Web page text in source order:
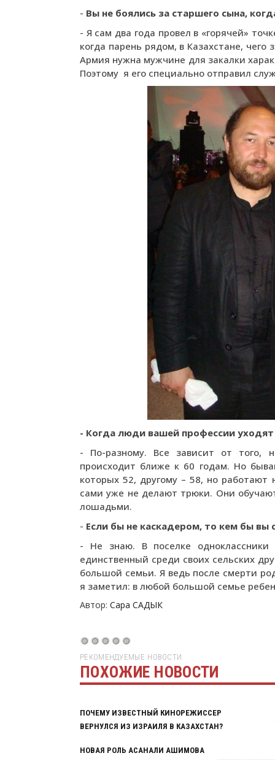
- Вы не боялись за старшего сына,
- Я сам два года провел в «горячей»
когда парень рядом, в Казахстане, чего
Армия нужна мужчине для закалки
Поэтому я его специально отправил
- Когда люди вашей профессии
- По-разному. Все зависит от того,
происходит ближе к 60 годам. Но
которых 52, другому – 58, но работают
сами уже не делают трюки. Они
лошадьми.
- Если бы не каскадером, то кем бы вы
- Не знаю. В поселке
единственный среди своих сельских
большой семьи. Я ведь после смерти
я заметил: в любой большой семье
Автор: Сара САДЫК
РЕКОМЕНДУЕМЫЕ НОВОСТИ
ПОХОЖИЕ НОВОСТИ
ПОЧЕМУ ИЗВЕСТНЫЙ КИНОРЕЖИССЕР
ВЕРНУЛСЯ ИЗ ИЗРАИЛЯ В КАЗАХСТАН?
НОВАЯ РОЛЬ АСАНАЛИ АШИМОВА